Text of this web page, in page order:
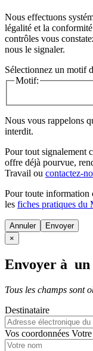
Nous effectuons
légalité et la
contrôles vous
nous le signaler.
Sélectionnez un motif
Motif:
Nous vous rappelons
interdit.
Pour tout signalement
offre déjà pourvue,
Travail ou contactez-
Pour toute information
les fiches pratiques du
Annuler
×
Envoyer à un
Tous les champs sont
Destinataire
Vos coordonnées